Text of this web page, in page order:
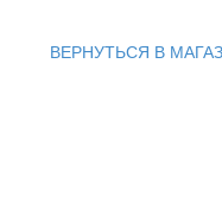
ВЕРНУТЬСЯ В